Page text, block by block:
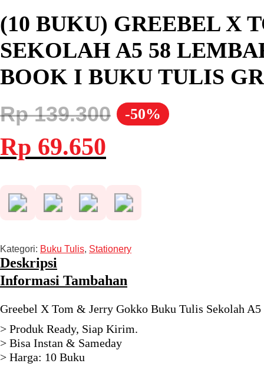
(10 BUKU) GREEBEL X
SEKOLAH A5 58
BOOK I BUKU TULIS
-50%
Rp139.300
Harga
aslinya
adalah:
Rp 69.650ini
Kategori: Buku Tulis, Stationery
Deskripsi
Informasi Tambahan
Greebel X Tom & Jerry Gokko Buku Tulis Sekolah
> Produk Ready, Siap Kirim.
> Bisa Instan & Sameday
> Harga: 10 Buku